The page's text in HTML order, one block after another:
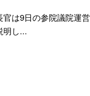
は9日の参院議院運
明し...